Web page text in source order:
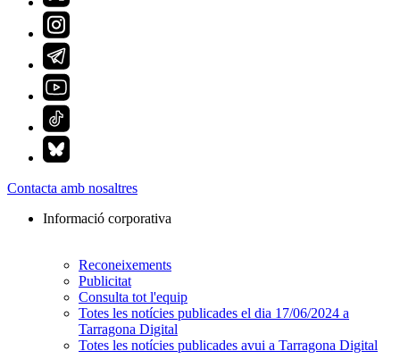
Contacta amb nosaltres
Informació corporativa
Reconeixements
Publicitat
Consulta tot l'equip
Totes les notícies publicades el dia 17/06/2024 a
Tarragona Digital
Totes les notícies publicades avui a Tarragona Digital